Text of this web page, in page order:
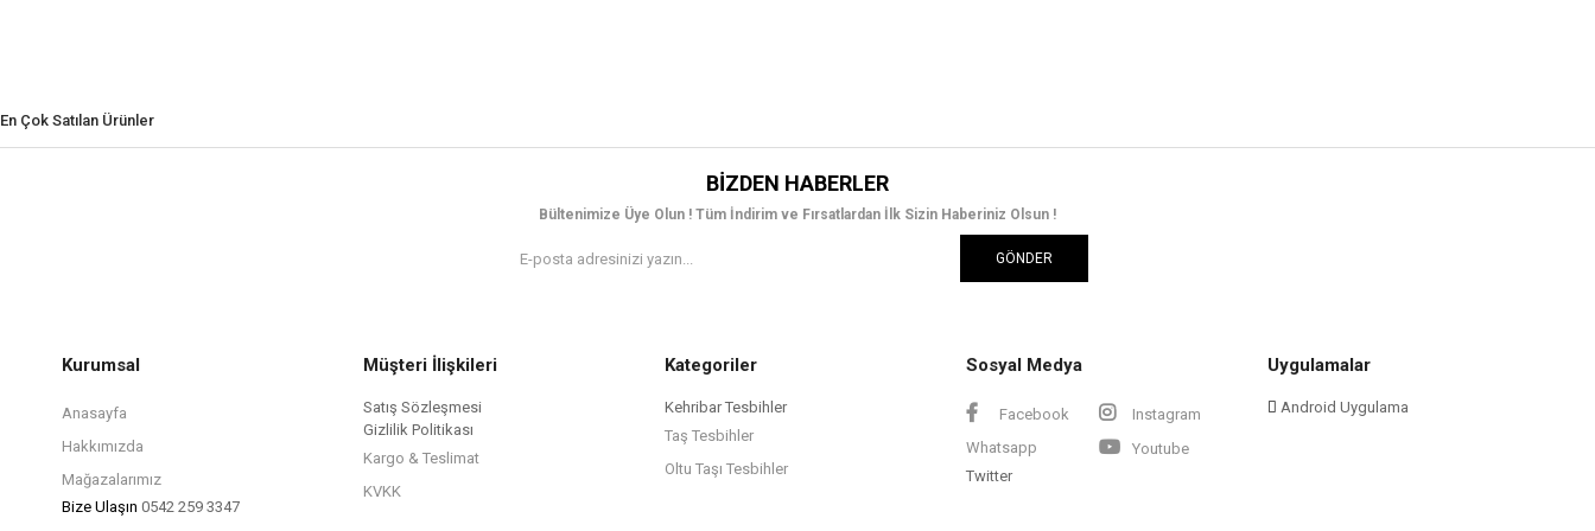
En Çok Satılan Ürünler
BIZDEN HABERLER
Bültenimize Üye Olun ! Tüm İndirim ve Fırsatlardan İlk Sizin Haberiniz Olsun !
GÖNDER
Kurumsal
Anasayfa
Hakkımızda
Mağazalarımız
Bize Ulaşın 0542 259 3347
Müşteri İlişkileri
Satış Sözleşmesi
Gizlilik Politikası
Kargo & Teslimat
KVKK
Kategoriler
Kehribar Tesbihler
Taş Tesbihler
Oltu Taşı Tesbihler
Sosyal Medya
Facebook
Instagram
Whatsapp
Youtube
Twitter
Uygulamalar
Android Uygulama